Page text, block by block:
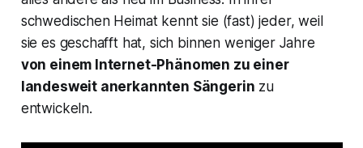
schwedischen Heimat kennt sie (fast) jeder, weil
sie es geschafft hat, sich binnen weniger Jahre
von einem Internet-Phänomen zu einer
landesweit anerkannten Sängerin zu
entwickeln.